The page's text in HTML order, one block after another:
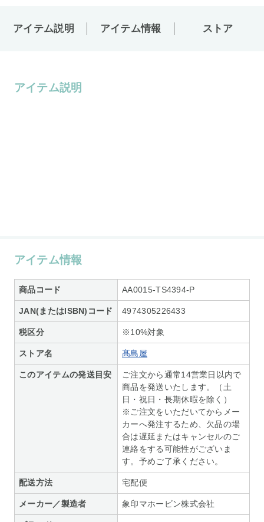
アイテム説明 アイテム情報 ストア
アイテム説明
アイテム情報
商品コード AA0015-TS4394-P
JAN(またはISBN)コード 4974305226433
税区分 ※10%対象
ストア名 髙島屋
このアイテムの発送目安
ご注文から通常14営業日以内で
商品を発送いたします。（土
日・祝日・長期休暇を除く）
※ご注文をいただいてからメー
カーへ発注するため、欠品の場
合は遅延またはキャンセルのご
連絡をする可能性がございま
す。予めご了承ください。
配送方法 宅配便
メーカー／製造者 象印マホービン株式会社